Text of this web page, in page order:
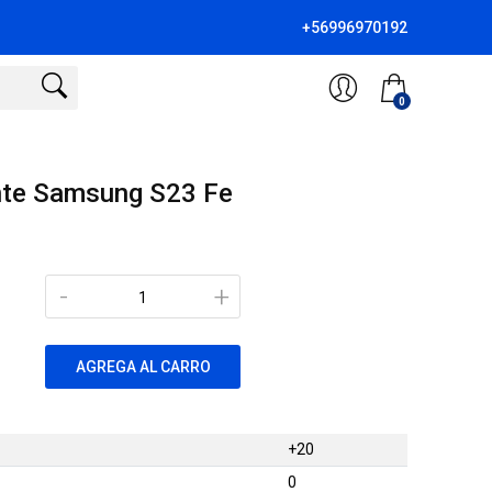
+56996970192
0
Samsung S23 Fe
+
-
AGREGA AL CARRO
+20
0